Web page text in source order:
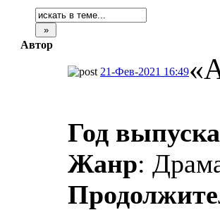
Автор
21-Фев-2021 16:49
Год выпуска
Жанр: